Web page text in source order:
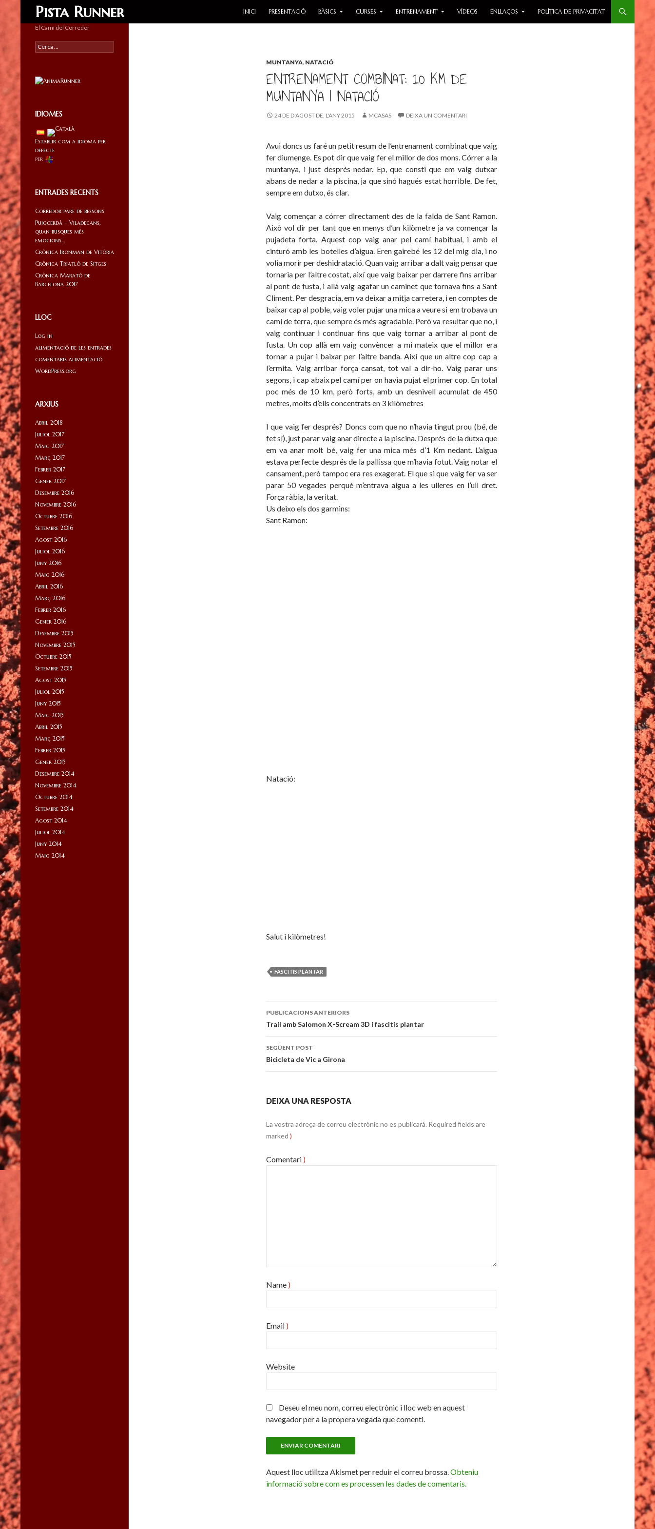
Pista Runner
Search
INICI PRESENTACIÓ BÀSICS CURSES ENTRENAMENT VÍDEOS ENLLAÇOS POLÍTICA DE PRIVACITAT
MUNTANYA, NATACIÓ
ENTRENAMENT COMBINAT: 10 KM DE
MUNTANYA I NATACIÓ
24 DE D'AGOST DE, L'ANY 2015 MCASAS DEIXA UN COMENTARI
Avui doncs us faré un petit resum de l’entrenament combinat que vaig
fer diumenge. Es pot dir que vaig fer el millor de dos mons. Córrer a la
muntanya, i just després nedar. Ep, que consti que em vaig dutxar
abans de nedar a la piscina, ja que sinó hagués estat horrible. De fet,
sempre em dutxo, és clar.
Vaig començar a córrer directament des de la falda de Sant Ramon.
Això vol dir per tant que en menys d’un kilòmetre ja va començar la
pujadeta forta. Aquest cop vaig anar pel camí habitual, i amb el
cinturó amb les botelles d’aigua. Eren gairebé les 12 del mig dia, i no
volia morir per deshidratació. Quan vaig arribar a dalt vaig pensar que
tornaria per l’altre costat, així que vaig baixar per darrere fins arribar
al pont de fusta, i allà vaig agafar un caminet que tornava fins a Sant
Climent. Per desgracia, em va deixar a mitja carretera, i en comptes de
baixar cap al poble, vaig voler pujar una mica a veure si em trobava un
camí de terra, que sempre és més agradable. Però va resultar que no, i
vaig continuar i continuar fins que vaig tornar a arribar al pont de
fusta. Un cop allà em vaig convèncer a mi mateix que el millor era
tornar a pujar i baixar per l’altre banda. Així que un altre cop cap a
l’ermita. Vaig arribar força cansat, tot val a dir-ho. Vaig parar uns
segons, i cap abaix pel camí per on havia pujat el primer cop. En total
poc més de 10 km, però forts, amb un desnivell acumulat de 450
metres, molts d’ells concentrats en 3 kilòmetres
I que vaig fer després? Doncs com que no n’havia tingut prou (bé, de
fet sí), just parar vaig anar directe a la piscina. Després de la dutxa que
em va anar molt bé, vaig fer una mica més d’1 Km nedant. L’aigua
estava perfecte després de la pallissa que m’havia fotut. Vaig notar el
cansament, però tampoc era res exagerat. El que si que vaig fer va ser
parar 50 vegades perquè m’entrava aigua a les ulleres en l’ull dret.
Força ràbia, la veritat.
Us deixo els dos garmins:
Sant Ramon:
Natació:
Salut i kilòmetres!
FASCITIS PLANTAR
Publiqui
navegació
PUBLICACIONS ANTERIORS
Trail amb Salomon X-Scream 3D i fascitis plantar
SEGÜENT POST
Bicicleta de Vic a Girona
DEIXA UNA RESPOSTA
La vostra adreça de correu electrònic no es publicarà. Required fields are
marked )
Comentari )
Name )
Email )
Website
Deseu el meu nom, correu electrònic i lloc web en aquest
navegador per a la propera vegada que comenti.
Aquest lloc utilitza Akismet per reduir el correu brossa.Obteniu
informació sobre com es processen les dades de comentaris.
El Camí del Corredor
Cercar:
IDIOMES
Establir com a idioma per
defecte
per
ENTRADES RECENTS
Corredor pare de bessons
Puigcerdà – Viladecans,
quan busques més
emocions…
Crònica Ironman de Vitòria
Crònica Triatló de Sitges
Crònica Marató de
Barcelona 2017
LLOC
Log in
alimentació de les entrades
comentaris alimentació
WordPress.org
ARXIUS
Abril 2018
Juliol 2017
Maig 2017
Març 2017
Febrer 2017
Gener 2017
Desembre 2016
Novembre 2016
Octubre 2016
Setembre 2016
Agost 2016
Juliol 2016
Juny 2016
Maig 2016
Abril 2016
Març 2016
Febrer 2016
Gener 2016
Desembre 2015
Novembre 2015
Octubre 2015
Setembre 2015
Agost 2015
Juliol 2015
Juny 2015
Maig 2015
Abril 2015
Març 2015
Febrer 2015
Gener 2015
Desembre 2014
Novembre 2014
Octubre 2014
Setembre 2014
Agost 2014
Juliol 2014
Juny 2014
Maig 2014